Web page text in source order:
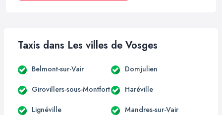
Taxis dans Les villes de Vosges
Belmont-sur-Vair Domjulien
Girovillers-sous-Montfort Haréville
Lignéville Mandres-sur-Vair